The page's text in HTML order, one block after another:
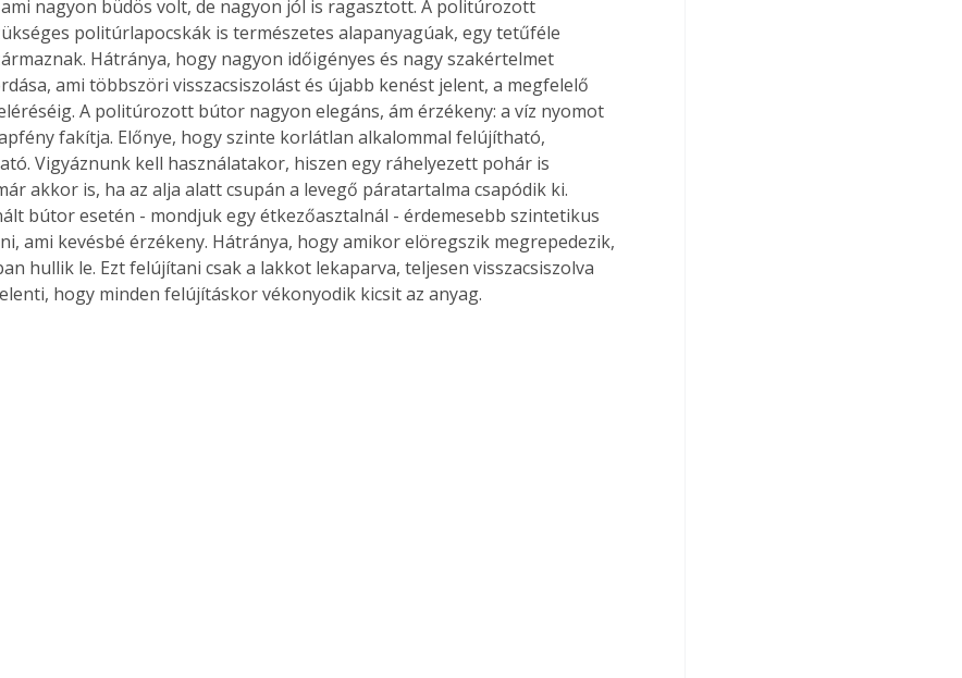
nagyon büdös volt, de nagyon jól is ragasztott. A politúrozott
politúrlapocskák is természetes alapanyagúak, egy tetűféle
Hátránya, hogy nagyon időigényes és nagy szakértelmet
ami többszöri visszacsiszolást és újabb kenést jelent, a megfelelő
A politúrozott bútor nagyon elegáns, ám érzékeny: a víz nyomot
fakítja. Előnye, hogy szinte korlátlan alkalommal felújítható,
Vigyáznunk kell használatakor, hiszen egy ráhelyezett pohár is
akkor is, ha az alja alatt csupán a levegő páratartalma csapódik ki.
bútor esetén - mondjuk egy étkezőasztalnál - érdemesebb szintetikus
ami kevésbé érzékeny. Hátránya, hogy amikor elöregszik megrepedezik,
hullik le. Ezt felújítani csak a lakkot lekaparva, teljesen visszacsiszolva
hogy minden felújításkor vékonyodik kicsit az anyag.